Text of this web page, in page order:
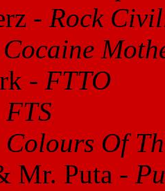
- Rock
Cocaine
- FTTO
FTS
Colours Of
Mr. Puta -